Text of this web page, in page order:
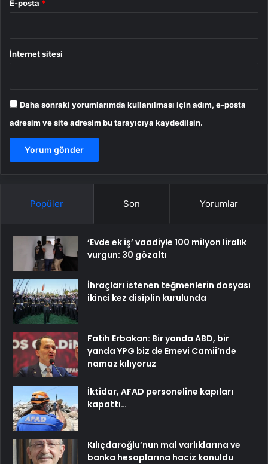
E-posta *
İnternet sitesi
Daha sonraki yorumlarımda kullanılması için adım, e-posta
adresim ve site adresim bu tarayıcıya kaydedilsin.
Popüler Son Yorumlar
‘Evde ek iş’ vaadiyle 100 milyon liralık
vurgun: 30 gözaltı
İhraçları istenen teğmenlerin dosyası
ikinci kez disiplin kurulunda
Fatih Erbakan: Bir yanda ABD, bir
yanda YPG biz de Emevi Camii’nde
namaz kılıyoruz
İktidar, AFAD personeline kapıları
kapattı…
Kılıçdaroğlu’nun mal varlıklarına ve
banka hesaplarına haciz konuldu